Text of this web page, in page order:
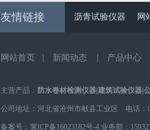
友情链接 沥青试验仪器 网
网站首页 新闻动态 产品中心
主营产品： 防水卷材检测仪器 建筑试验仪器
公司地址：河北省沧州市献县工业区 电话：
备案号： 冀ICP备16023182号-4 业务部：